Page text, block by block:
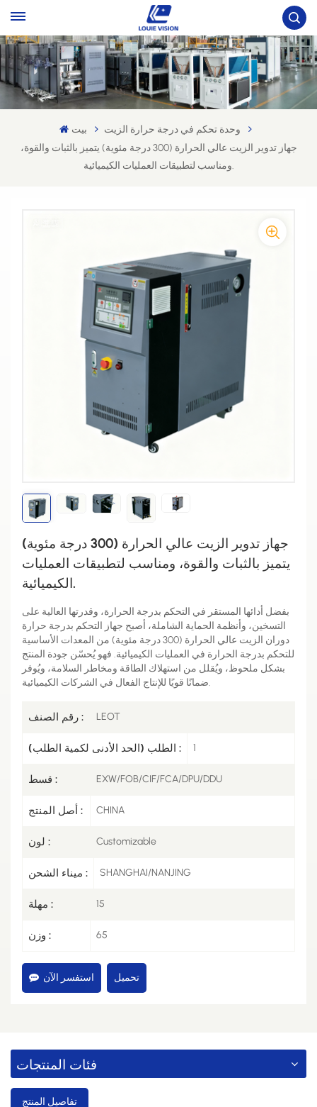
بيت
وحدة تحكم في درجة حرارة الزيت
جهاز تدوير الزيت عالي الحرارة (300 درجة مئوية) يتميز بالثبات والقوة،
ومناسب لتطبيقات العمليات الكيميائية.
جهاز تدوير الزيت عالي الحرارة (300 درجة مئوية)
يتميز بالثبات والقوة، ومناسب لتطبيقات العمليات
الكيميائية.
بفضل أدائها المستقر في التحكم بدرجة الحرارة، وقدرتها العالية على
التسخين، وأنظمة الحماية الشاملة، أصبح جهاز التحكم بدرجة حرارة
دوران الزيت عالي الحرارة (300 درجة مئوية) من المعدات الأساسية
للتحكم بدرجة الحرارة في العمليات الكيميائية. فهو يُحسّن جودة المنتج
بشكل ملحوظ، ويُقلل من استهلاك الطاقة ومخاطر السلامة، ويُوفر
ضمانًا قويًا للإنتاج الفعال في الشركات الكيميائية.
رقم الصنف : LEOT
الطلب (الحد الأدنى لكمية الطلب) : 1
قسط : EXW/FOB/CIF/FCA/DPU/DDU
أصل المنتج : CHINA
لون : Customizable
ميناء الشحن : SHANGHAI/NANJING
مهلة : 15
وزن : 65
استفسر الآن تحميل
فئات المنتجات
تفاصيل المنتج